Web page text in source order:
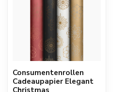
Consumentenrollen
Cadeaupapier Elegant
Christmas